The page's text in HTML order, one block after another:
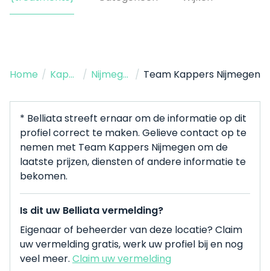
Home / Kapper / Nijmegen / Team Kappers Nijmegen
* Belliata streeft ernaar om de informatie op dit
profiel correct te maken. Gelieve contact op te
nemen met Team Kappers Nijmegen om de
laatste prijzen, diensten of andere informatie te
bekomen.
Is dit uw Belliata vermelding?
Eigenaar of beheerder van deze locatie? Claim
uw vermelding gratis, werk uw profiel bij en nog
veel meer. Claim uw vermelding